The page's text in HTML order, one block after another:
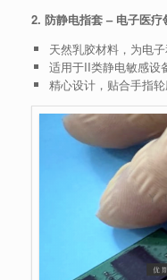
2. 防静电指套 – 电子医疗
天然乳胶材料，为电
适用于II类静电敏感设
精心设计，贴合手指